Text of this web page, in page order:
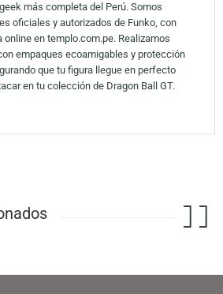
más completa del Perú. Somos
oficiales y autorizados de Funko, con
en templo.com.pe. Realizamos
empaques ecoamigables y protección
que tu figura llegue en perfecto
en tu colección de Dragon Ball GT.